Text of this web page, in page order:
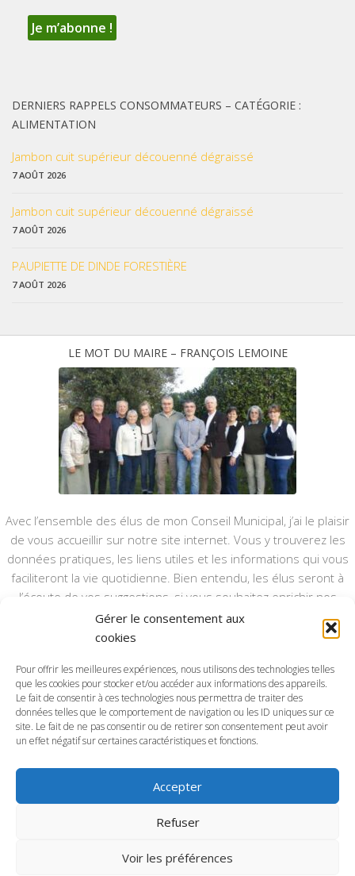
Gérer le consentement aux
cookies
Pour offrir les meilleures expériences, nous utilisons des technologies telles
que les cookies pour stocker et/ou accéder aux informations des appareils.
Le fait de consentir à ces technologies nous permettra de traiter des
données telles que le comportement de navigation ou les ID uniques sur ce
site. Le fait de ne pas consentir ou de retirer son consentement peut avoir
un effet négatif sur certaines caractéristiques et fonctions.
Accepter
Refuser
Voir les préférences
DERNIERS RAPPELS CONSOMMATEURS – CATÉGORIE :
ALIMENTATION
Jambon cuit supérieur découenné dégraissé
7 AOÛT 2026
Jambon cuit supérieur découenné dégraissé
7 AOÛT 2026
PAUPIETTE DE DINDE FORESTIÈRE
7 AOÛT 2026
LE MOT DU MAIRE – FRANÇOIS LEMOINE
Avec l’ensemble des élus de mon Conseil Municipal, j’ai le plaisir
de vous accueillir sur notre site internet. Vous y trouverez les
données pratiques, les liens utiles et les informations qui vous
faciliteront la vie quotidienne. Bien entendu, les élus seront à
l’écoute de vos suggestions, si vous souhaitez enrichir nos
rubriques ou nos informations.
Ce type de communication vient en complément du bulletin
annuel, nous le ferons vivre et il sera actualisé pour mieux vous
informer.
Bonne visite à toutes et à tous.
Commune d'Anctoville-sur-Boscq © 2026. Tous droits